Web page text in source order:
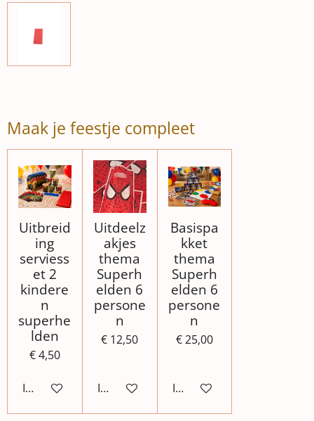
Maak je feestje compleet
Uitbreid
ing
serviess
et 2
kindere
n
superhe
lden
€ 4,50
In winkelwagen
Uitdeelz
akjes
thema
Superh
elden 6
persone
n
€ 12,50
In winkelwagen
Basispa
kket
thema
Superh
elden 6
persone
n
€ 25,00
In winkelwagen